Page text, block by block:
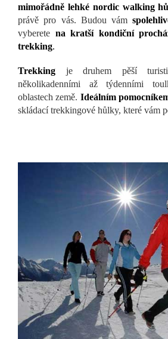
mimořádně lehké nordic walking
právě pro vás. Budou vám
vyberete na kratší kondiční
trekking.
Trekking
je druhem pěší
několikadenními až týdenními
oblastech země. Ideálním
skládací trekkingové hůlky, které vám